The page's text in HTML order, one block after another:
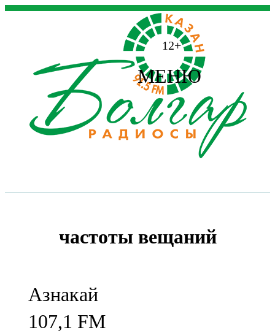
12+
МЕНЮ
частоты вещаний
Азнакай
107,1 FM